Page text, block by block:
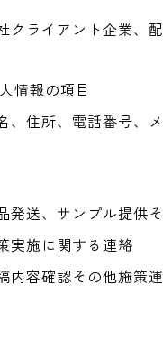
クライアント企業、
情報の項目
、住所、電話番号、
発送、サンプル提供
実施に関する連絡
内容確認その他施策